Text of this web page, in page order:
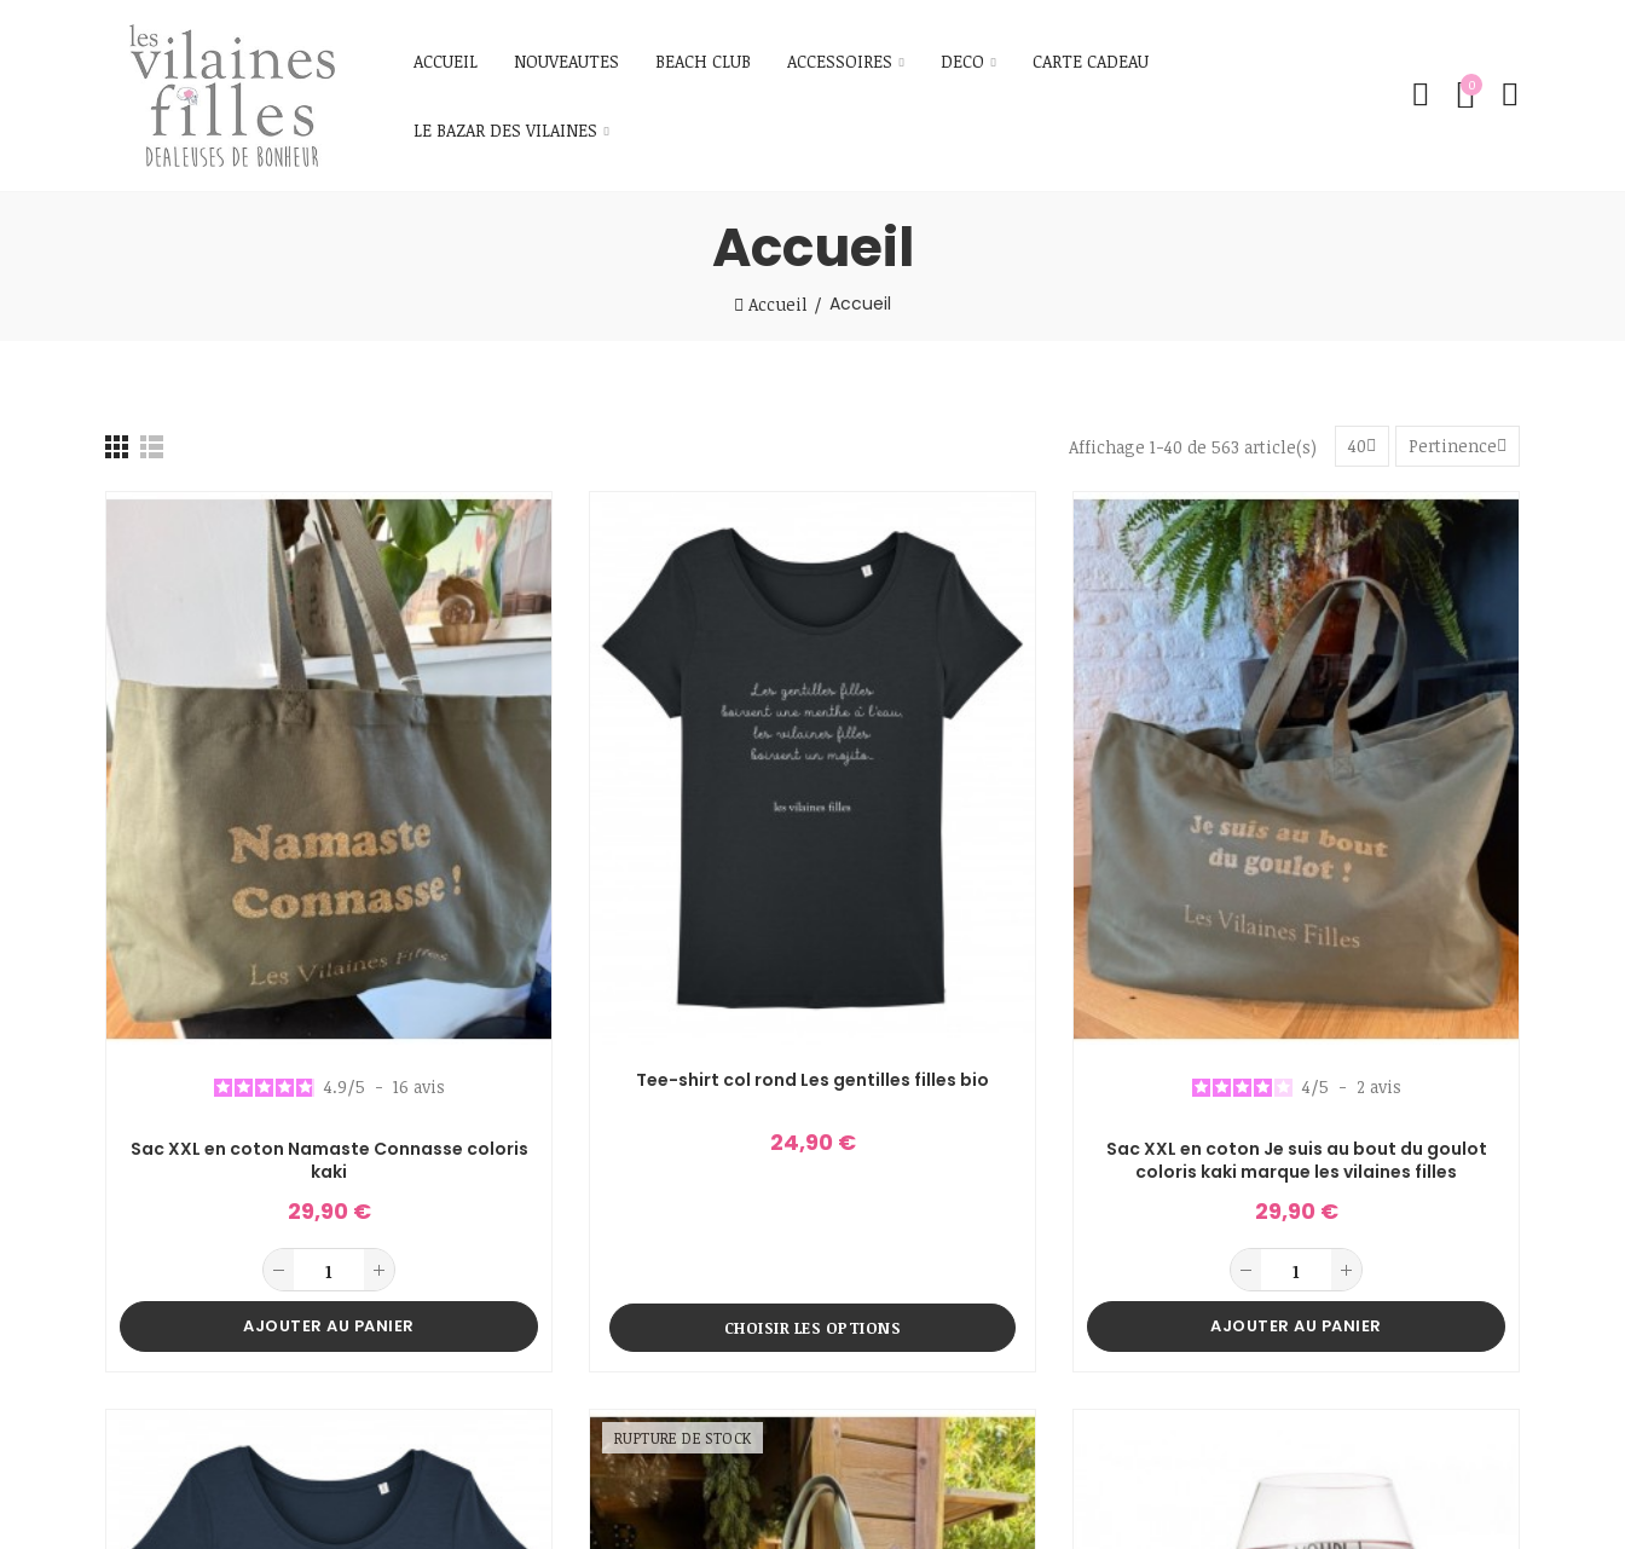
ACCUEIL NOUVEAUTES BEACH CLUB ACCESSOIRES DECO CARTE CADEAU
LE BAZAR DES VILAINES
0
Accueil
Accueil Accueil
Affichage 1-40 de 563 article(s) 40 Pertinence
4.9/5 - 16 avis
Sac XXL en coton Namaste Connasse coloris
kaki
29,90 €
AJOUTER AU PANIER
Tee-shirt col rond Les gentilles filles bio
24,90 €
CHOISIR LES OPTIONS
4/5 - 2 avis
Sac XXL en coton Je suis au bout du goulot
coloris kaki marque les vilaines filles
29,90 €
AJOUTER AU PANIER
RUPTURE DE STOCK